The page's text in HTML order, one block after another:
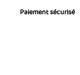
Paiement sécurisé